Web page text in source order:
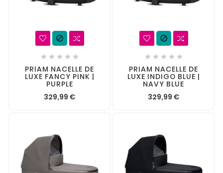

    
PRIAM NACELLE DE
LUXE FANCY PINK |
PURPLE
329,99 €

    
PRIAM NACELLE DE
LUXE INDIGO BLUE |
NAVY BLUE
329,99 €